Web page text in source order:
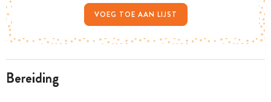
bereiding
VOEG TOE AAN LIJST